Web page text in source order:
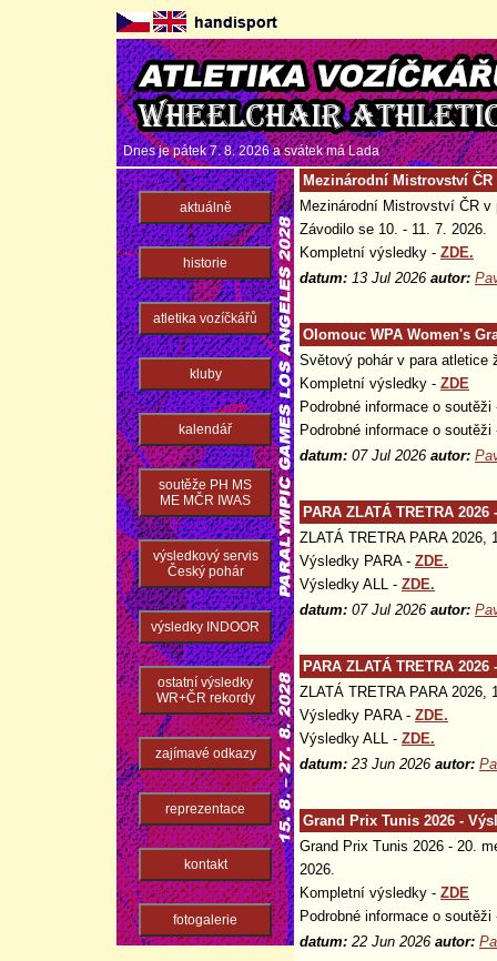
Dnes je pátek 7. 8. 2026 a svátek máLada
Mezinárodní Mistrovství
Mezinárodní Mistrovství ČR
Závodilo se 10. - 11. 7. 2026.
Kompletní výsledky - ZDE.
datum: 13 Jul 2026 autor:
Olomouc WPA Women's
Světový pohár v para atletice
Kompletní výsledky - ZDE
Podrobné informace o
Podrobné informace o
datum: 07 Jul 2026 autor:
PARA ZLATÁ TRETRA
ZLATÁ TRETRA PARA 2026,
Výsledky PARA - ZDE.
Výsledky ALL - ZDE.
datum: 07 Jul 2026 autor:
PARA ZLATÁ TRETRA
ZLATÁ TRETRA PARA 2026,
Výsledky PARA - ZDE.
Výsledky ALL - ZDE.
datum: 23 Jun 2026 autor:
Grand Prix Tunis 2026 -
Grand Prix Tunis 2026 - 20.
2026.
Kompletní výsledky - ZDE
Podrobné informace o
datum: 22 Jun 2026 autor:
aktuálně
historie
atletika vozíčkářů
kluby
kalendář
soutěže PH MS
ME MČR IWAS
výsledkový servis
Český pohár
výsledky INDOOR
ostatní výsledky
WR+ČR rekordy
zajímavé odkazy
reprezentace
kontakt
fotogalerie